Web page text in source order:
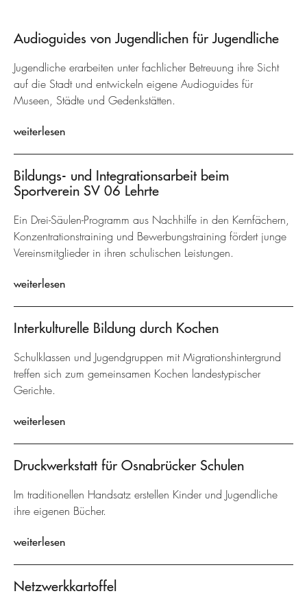
Audioguides von Jugendlichen für Jugendliche
Jugendliche erarbeiten unter fachlicher Betreuung ihre Sicht
auf die Stadt und entwickeln eigene Audioguides für
Museen, Städte und Gedenkstätten.
weiterlesen
Bildungs- und Integrationsarbeit beim
Sportverein SV 06 Lehrte
Ein Drei-Säulen-Programm aus Nachhilfe in den Kernfächern,
Konzentrationstraining und Bewerbungstraining fördert junge
Vereinsmitglieder in ihren schulischen Leistungen.
weiterlesen
Interkulturelle Bildung durch Kochen
Schulklassen und Jugendgruppen mit Migrationshintergrund
treffen sich zum gemeinsamen Kochen landestypischer
Gerichte.
weiterlesen
Druckwerkstatt für Osnabrücker Schulen
Im traditionellen Handsatz erstellen Kinder und Jugendliche
ihre eigenen Bücher.
weiterlesen
Netzwerkkartoffel